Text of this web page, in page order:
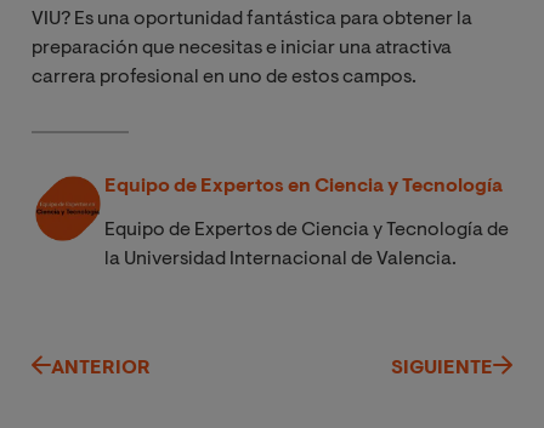
VIU? Es una oportunidad fantástica para obtener la
preparación que necesitas e iniciar una atractiva
carrera profesional en uno de estos campos.
Equipo de Expertos en Ciencia y Tecnología
Equipo de Expertos de Ciencia y Tecnología de
la Universidad Internacional de Valencia.
ANTERIOR SIGUIENTE